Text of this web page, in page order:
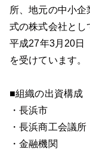
所、地元の中小
式の株式会社とし
平成27年3月20日
を受けています。
■組織の出資構成
・長浜市
・長浜商工会
・金融機